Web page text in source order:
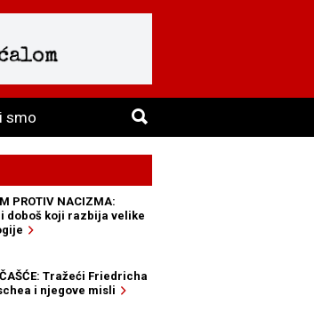
smo
PROTIV NACIZMA:
doboš koji razbija velike
Tražeći Friedricha
i njegove misli